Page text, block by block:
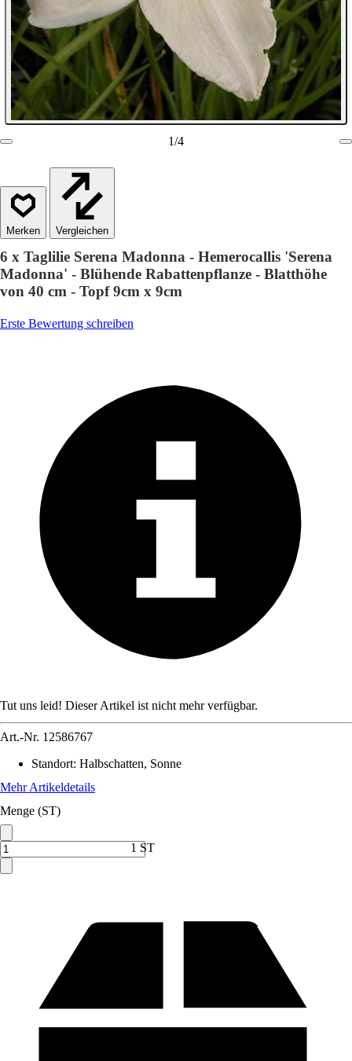
1/4
Vergleichen
6 x Taglilie Serena Madonna - Hemerocallis 'Serena
Madonna' - Blühende Rabattenpflanze - Blatthöhe
von 40 cm - Topf 9cm x 9cm
Erste Bewertung schreiben
Tut uns leid! Dieser Artikel ist nicht mehr verfügbar.
Art.-Nr. 12586767
Standort: Halbschatten, Sonne
Mehr Artikeldetails
Menge (ST)
1 ST